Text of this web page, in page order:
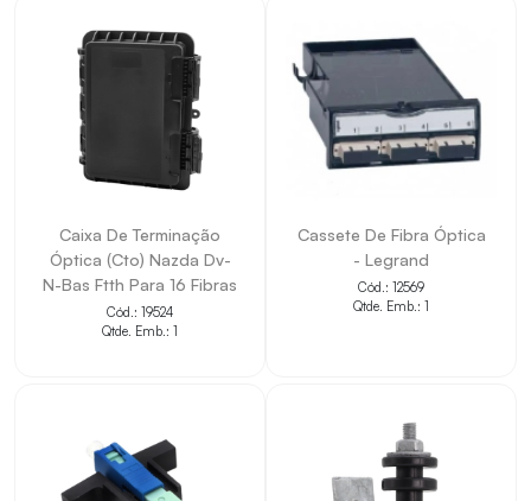
Caixa De Terminação
Óptica (Cto) Nazda Dv-
N-Bas Ftth Para 16 Fibras
Cód.: 19524
Qtde. Emb.: 1
Cassete De Fibra Óptica
- Legrand
Cód.: 12569
Qtde. Emb.: 1